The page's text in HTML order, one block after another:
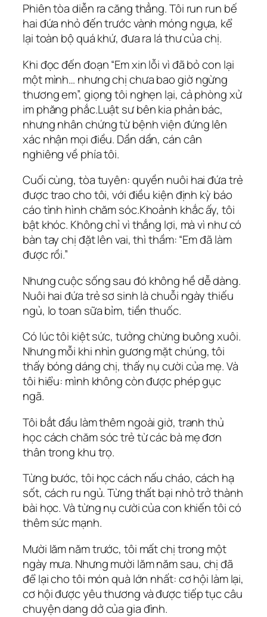
Phiên tòa diễn ra căng thẳng. Tôi run run bế
hai đứa nhỏ đến trước vành móng ngựa, kể
lại toàn bộ quá khứ, đưa ra lá thư của chị.
Khi đọc đến đoạn “Em xin lỗi vì đã bỏ con lại
một mình… nhưng chị chưa bao giờ ngừng
thương em”, giọng tôi nghẹn lại, cả phòng xử
im phăng phắc.Luật sư bên kia phản bác,
nhưng nhân chứng từ bệnh viện đứng lên
xác nhận mọi điều. Dần dần, cán cân
nghiêng về phía tôi.
Cuối cùng, tòa tuyên: quyền nuôi hai đứa trẻ
được trao cho tôi, với điều kiện định kỳ báo
cáo tình hình chăm sóc.Khoảnh khắc ấy, tôi
bật khóc. Không chỉ vì thắng lợi, mà vì như có
bàn tay chị đặt lên vai, thì thầm: “Em đã làm
được rồi.”
Nhưng cuộc sống sau đó không hề dễ dàng.
Nuôi hai đứa trẻ sơ sinh là chuỗi ngày thiếu
ngủ, lo toan sữa bỉm, tiền thuốc.
Có lúc tôi kiệt sức, tưởng chừng buông xuôi.
Nhưng mỗi khi nhìn gương mặt chúng, tôi
thấy bóng dáng chị, thấy nụ cười của mẹ. Và
tôi hiểu: mình không còn được phép gục
ngã.
Tôi bắt đầu làm thêm ngoài giờ, tranh thủ
học cách chăm sóc trẻ từ các bà mẹ đơn
thân trong khu trọ.
Từng bước, tôi học cách nấu cháo, cách hạ
sốt, cách ru ngủ. Từng thất bại nhỏ trở thành
bài học. Và từng nụ cười của con khiến tôi có
thêm sức mạnh.
Mười lăm năm trước, tôi mất chị trong một
ngày mưa. Nhưng mười lăm năm sau, chị đã
để lại cho tôi món quà lớn nhất: cơ hội làm lại,
cơ hội được yêu thương và được tiếp tục câu
chuyện dang dở của gia đình.